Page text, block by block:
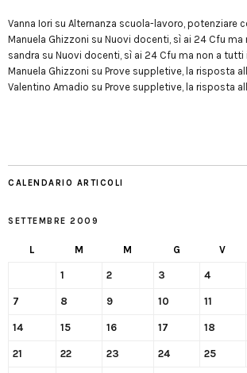
Vanna Iori su Alternanza scuola-lavoro, potenziare
Manuela Ghizzoni su Nuovi docenti, sì ai 24 Cfu ma
sandra su Nuovi docenti, sì ai 24 Cfu ma non a tutti
Manuela Ghizzoni su Prove suppletive, la risposta
Valentino Amadio su Prove suppletive, la risposta
CALENDARIO ARTICOLI
SETTEMBRE 2009
L M M G V
1 2 3 4
7 8 9 10 11
14 15 16 17 18
21 22 23 24 25